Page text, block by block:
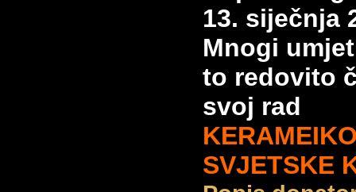
13. siječnja
Mnogi
to redovito
svoj rad
SVJETSKE